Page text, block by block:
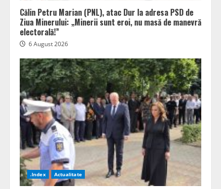
Călin Petru Marian (PNL), atac Dur la adresa PSD de
Ziua Minerului: „Minerii sunt eroi, nu masă de manevră
electorală!”
6 August 2026
.Index Actualitate